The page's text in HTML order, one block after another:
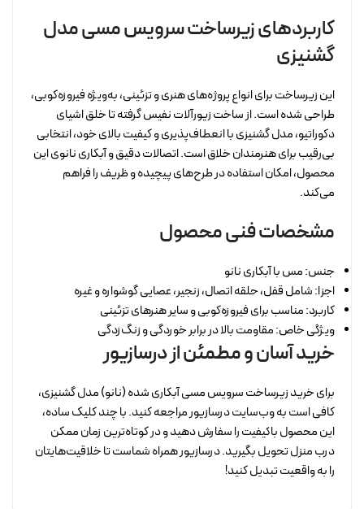
کاربردهای زیرساخت سرویس مسی مدل
گشنیزی
این زیرساخت برای انواع پروژه‌های هنری و تزئینی، به‌ویژه فیروزه‌کوبی،
طراحی شده است. از ساخت زیورآلات نفیس گرفته تا خلق اشیای
دکوراتیو، مدل گشنیزی با انعطاف‌پذیری و کیفیت بالای خود، انتخابی
بی‌رقیب برای هنرمندان خلاق است. اتصالات دقیق و آبکاری نانوی این
محصول، امکان استفاده در طرح‌های پیچیده و ظریف را فراهم
می‌کند.
مشخصات فنی محصول
جنس: مس با آبکاری نانو
اجزا: شامل قفل، حلقه اتصال، زنجیر، عصایی گوشواره و غیره
کاربرد: مناسب برای فیروزه‌کوبی و سایر هنرهای تزئینی
ویژگی خاص: مقاومت بالا در برابر خوردگی و زنگ‌زدگی
خرید آسان و مطمئن از درسازیور
برای خرید زیرساخت سرویس مسی آبکاری شده (نانو) مدل گشنیزی،
کافی است به وب‌سایت درسازیور مراجعه کنید. با چند کلیک ساده،
این محصول باکیفیت را سفارش دهید و در کوتاه‌ترین زمان ممکن
درب منزل تحویل بگیرید. درسازیور همراه شماست تا خلاقیت‌هایتان
را به واقعیت تبدیل کنید!